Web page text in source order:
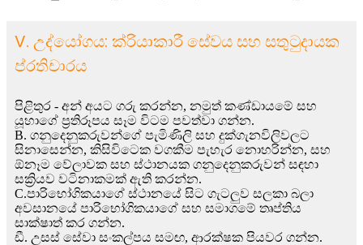
V. උද්යෝගය: ක්රියාකාරී සේවය සහ සතුටුදායක
ප්රතිචාරය
පිළිතුර - අන් අයට ගරු කරන්න, නමුත් කණ්ඩායමේ සහ
යූහාගේ ප්‍රතිරූපය සෑම විටම පවත්වා ගන්න.
B. ගනුදෙනුකරුවන්ගේ පැමිණිලි සහ දුක්ගැනවිලිවලට
සිනාසෙන්න, කිසිවිටෙක වගකීම පැහැර නොහරින්න, සහ
ඕනෑම වේලාවක සහ ස්ථානයක ගනුදෙනුකරුවන් සඳහා
සක්‍රියව වටිනාකමක් ඇති කරන්න.
C.පාරිභෝගිකයාගේ ස්ථානයේ සිට ගැටලුව සලකා බලා
අවසානයේ පාරිභෝගිකයාගේ සහ සමාගමේ තෘප්තිය
සාක්ෂාත් කර ගන්න.
ඩී. උසස් සේවා සංකල්පය සමඟ, ආරක්ෂක පියවර ගන්න.